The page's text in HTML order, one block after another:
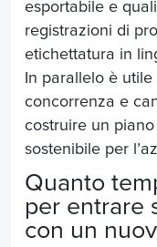
esportabile e
registrazioni di
etichettatura in
In parallelo è
concorrenza e
costruire un
sostenibile per
Quanto
per entrare
con un